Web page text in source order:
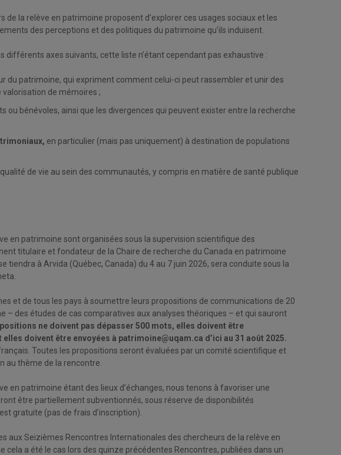
de la relève en patrimoine proposent d’explorer ces usages sociaux et les
des perceptions et des politiques du patrimoine qu’ils induisent.
différents axes suivants, cette liste n’étant cependant pas exhaustive :
du patrimoine, qui expriment comment celui-ci peut rassembler et unir des
de mémoires ;
ou bénévoles, ainsi que les divergences qui peuvent exister entre la recherche
en particulier (mais pas uniquement) à destination de populations
de vie au sein des communautés, y compris en matière de santé publique
en patrimoine sont organisées sous la supervision scientifique des
titulaire et fondateur de la Chaire de recherche du Canada en patrimoine
tiendra à Arvida (Québec, Canada) du 4 au 7 juin 2026, sera conduite sous la
et de tous les pays à soumettre leurs propositions de communications de 20
des études de cas comparatives aux analyses théoriques – et qui sauront
ne doivent pas dépasser 500 mots, elles doivent être
doivent être envoyées à patrimoine@uqam.ca d’ici au 31 août 2025.
Toutes les propositions seront évaluées par un comité scientifique et
au thème de la rencontre.
en patrimoine étant des lieux d’échanges, nous tenons à favoriser une
être partiellement subventionnés, sous réserve de disponibilités
gratuite (pas de frais d’inscription).
aux Seizièmes Rencontres Internationales des chercheurs de la relève en
a été le cas lors des quinze précédentes Rencontres, publiées dans un